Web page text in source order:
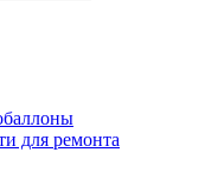
для ремонта